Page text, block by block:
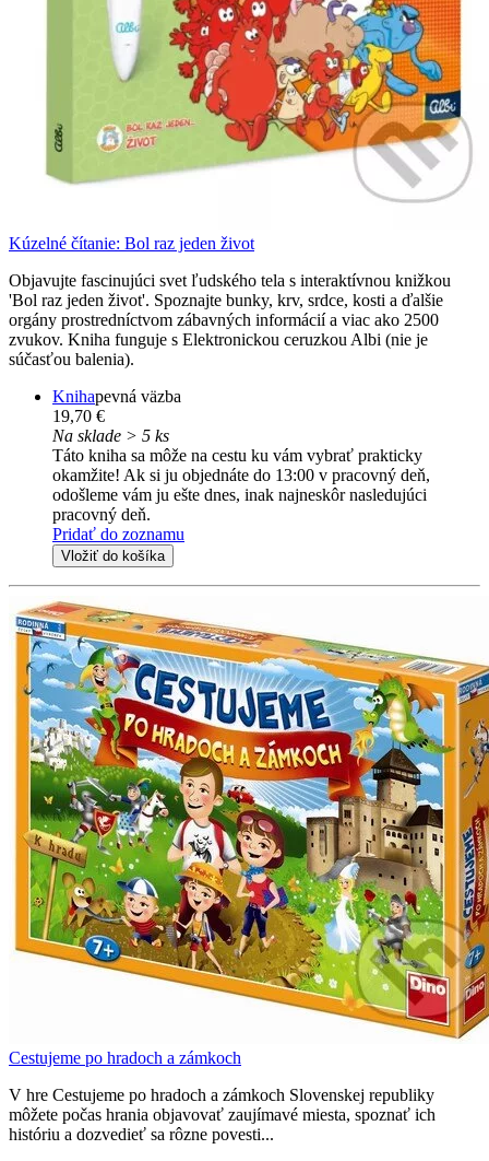
Kúzelné čítanie: Bol raz jeden život
Objavujte fascinujúci svet ľudského tela s interaktívnou knižkou
'Bol raz jeden život'. Spoznajte bunky, krv, srdce, kosti a ďalšie
orgány prostredníctvom zábavných informácií a viac ako 2500
zvukov. Kniha funguje s Elektronickou ceruzkou Albi (nie je
súčasťou balenia).
Knihapevná väzba
19,70 €
Na sklade > 5 ks
Táto kniha sa môže na cestu ku vám vybrať prakticky
okamžite! Ak si ju objednáte do 13:00 v pracovný deň,
odošleme vám ju ešte dnes, inak najneskôr nasledujúci
pracovný deň.
Pridať do zoznamu
Vložiť do košíka
Cestujeme po hradoch a zámkoch
V hre Cestujeme po hradoch a zámkoch Slovenskej republiky
môžete počas hrania objavovať zaujímavé miesta, spoznať ich
históriu a dozvedieť sa rôzne povesti...